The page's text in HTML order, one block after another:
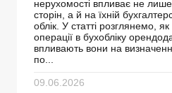
нерухомості впливає не
сторін, а й на їхній
облік. У статті розглянемо, як
операції в бухобліку
впливають вони на
по...
09.06.2026